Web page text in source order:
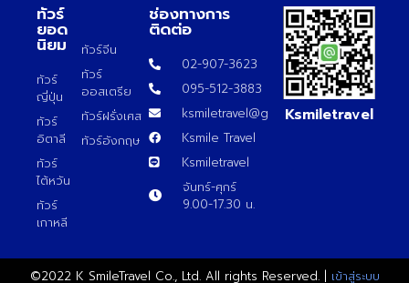
ทัวร์
ยอด
นิยม
ทัวร์
ญี่ปุ่น
ทัวร์
อิตาลี
ทัวร์
ไต้หวัน
ทัวร์
เกาหลี
ทัวร์จีน
ทัวร์
ออสเตรีย
ทัวร์ฝรั่งเศส
ทัวร์อังกฤษ
ช่องทางการ
ติดต่อ
02-907-3623
095-512-3883
ksmiletravel@gmail.com
Ksmile Travel
Ksmiletravel
จันทร์-ศุกร์
9.00-17.30 น.
Ksmiletravel
©2022 K SmileTravel Co., Ltd. All rights Reserved. | เข้าสู่ระบบ